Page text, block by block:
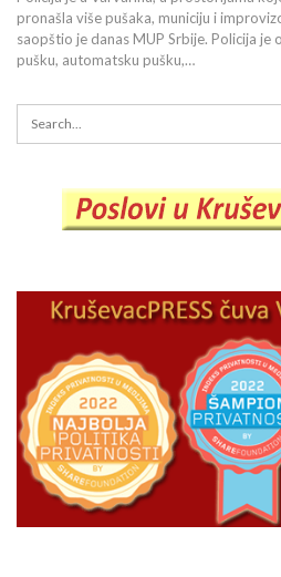
pronašla više pušaka, municiju i
saopštio je danas MUP Srbije. Policija je
pušku, automatsku pušku,…